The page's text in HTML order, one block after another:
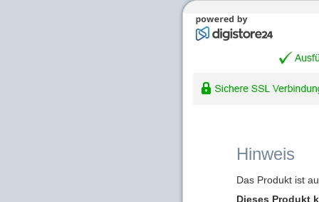
Hinweis
Das Produkt ist
Dieses Produkt